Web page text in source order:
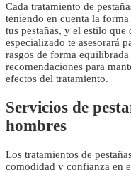
Cada tratamiento de
teniendo en cuenta la
tus pestañas, y el estilo que
especializado te asesorará
rasgos de forma
recomendaciones para
efectos del tratamiento.
Servicios de
hombres
Los tratamientos de
comodidad y confianza en